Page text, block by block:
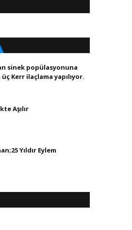
sinek popülasyonuna
Kerr ilaçlama yapılıyor.
Aşılır
Yıldır Eylem